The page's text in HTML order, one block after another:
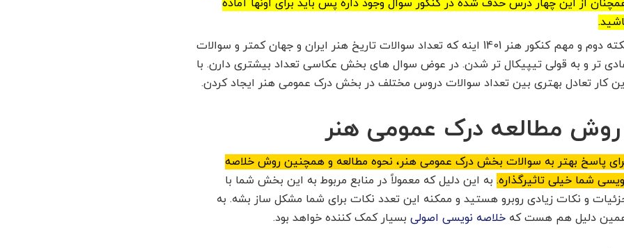
از این چهار درس حذف شده در کنکور سوال وجود داره پس باید برای اونها آماده
نکته دوم و مهم کنکور هنر 1401 اینه که تعداد سوالات تاریخ هنر ایران و جهان کمتر و سوالات
تر و به قولی تیپیکال تر شدن. در عوض سوال های بخش عکاسی تعداد بیشتری دارن. با
کار تعادل بهتری بین تعداد سوالات دروس مختلف در بخش درک عمومی هنر ایجاد کردن.
روش مطالعه درک عمومی هنر
پاسخ بهتر به سوالات بخش درک عمومی هنر، نحوه مطالعه و همچنین روش خلاصه
شما خیلی تاثیرگذاره. به این دلیل که معمولاً در منابع مربوط به این بخش شما با
و نکات زیادی روبرو هستید و ممکنه این تعدد نکات برای شما مشکل ساز بشه. به
دلیل هم هست که خلاصه نویسی اصولی بسیار کمک کننده خواهد بود.